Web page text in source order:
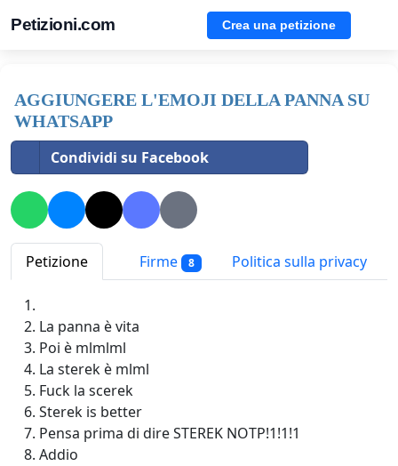
Petizioni.com Crea una petizione
AGGIUNGERE L'EMOJI DELLA PANNA SU
WHATSAPP
Condividi su Facebook
Petizione Firme 8 Politica sulla privacy
La panna è vita
Poi è mlmlml
La sterek è mlml
Fuck la scerek
Sterek is better
Pensa prima di dire STEREK NOTP!1!1!1
Addio